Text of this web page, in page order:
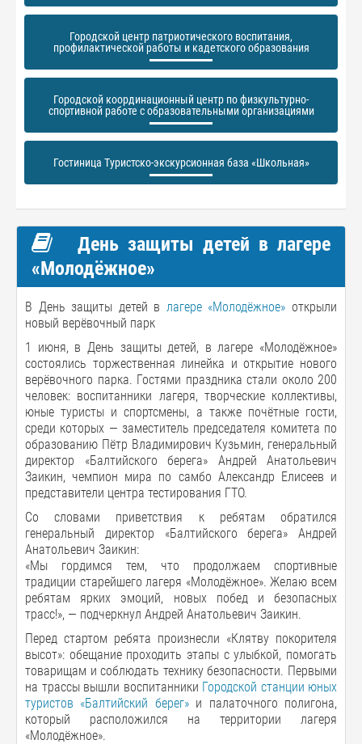
Городской центр патриотического воспитания,
профилактической работы и кадетского образования
Городской координационный центр по физкультурно-
спортивной работе с образовательными организациями
Гостиница Туристско-экскурсионная база «Школьная»
День защиты детей в лагере
«Молодёжное»
В День защиты детей в лагере «Молодёжное» открыли
новый верёвочный парк
1 июня, в День защиты детей, в лагере «Молодёжное»
состоялись торжественная линейка и открытие нового
верёвочного парка. Гостями праздника стали около 200
человек: воспитанники лагеря, творческие коллективы,
юные туристы и спортсмены, а также почётные гости,
среди которых — заместитель председателя комитета по
образованию Пётр Владимирович Кузьмин, генеральный
директор «Балтийского берега» Андрей Анатольевич
Заикин, чемпион мира по самбо Александр Елисеев и
представители центра тестирования ГТО.
Со словами приветствия к ребятам обратился
генеральный директор «Балтийского берега» Андрей
Анатольевич Заикин:
«Мы гордимся тем, что продолжаем спортивные
традиции старейшего лагеря «Молодёжное». Желаю всем
ребятам ярких эмоций, новых побед и безопасных
трасс!», — подчеркнул Андрей Анатольевич Заикин.
Перед стартом ребята произнесли «Клятву покорителя
высот»: обещание проходить этапы с улыбкой, помогать
товарищам и соблюдать технику безопасности. Первыми
на трассы вышли воспитанники Городской станции юных
туристов «Балтийский берег»и палаточного полигона,
который расположился на территории лагеря
«Молодёжное».